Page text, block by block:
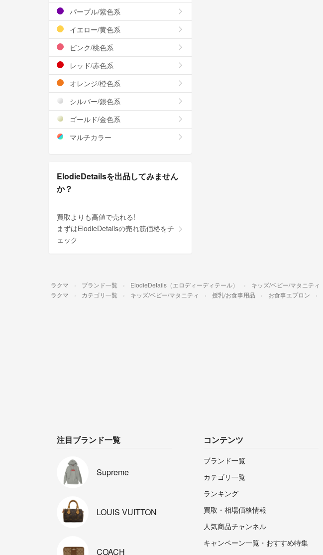
パープル/紫色系
イエロー/黄色系
ピンク/桃色系
レッド/赤色系
オレンジ/橙色系
シルバー/銀色系
ゴールド/金色系
マルチカラー
ElodieDetailsを出品してみません
か？
買取よりも高値で売れる!
まずはElodieDetailsの売れ筋価格をチ
ェック
ラクマ ブランド一覧 ElodieDetails（エロディーディテール） キッズ/ベビー/マタニティ
ラクマ カテゴリ一覧 キッズ/ベビー/マタニティ 授乳/お食事用品 お食事エプロン
注目ブランド一覧
Supreme
LOUIS VUITTON
COACH
コンテンツ
ブランド一覧
カテゴリ一覧
ランキング
買取・相場価格情報
人気商品チャンネル
キャンペーン一覧・おすすめ特集